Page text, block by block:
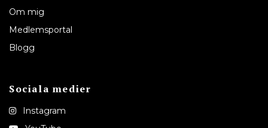
Om mig
Medlemsportal
Blogg
Sociala medier
Instagram